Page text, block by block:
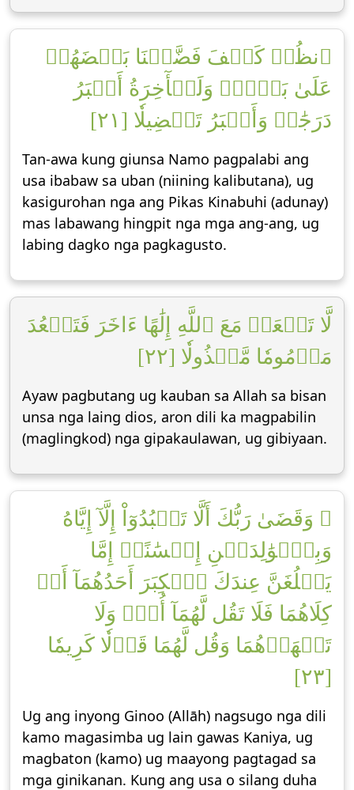
ٱنظُرۡ كَيۡفَ فَضَّلۡنَا بَعۡضَهُمۡ
عَلَىٰ بَعۡضٖۚ وَلَلۡأٓخِرَةُ أَكۡبَرُ
دَرَجَٰتٖ وَأَكۡبَرُ تَفۡضِيلٗا [٢١]
Tan-awa kung giunsa Namo pagpalabi ang
usa ibabaw sa uban (niining kalibutana), ug
kasigurohan nga ang Pikas Kinabuhi (adunay)
mas labawang hingpit nga mga ang-ang, ug
labing dagko nga pagkagusto.
لَّا تَجۡعَلۡ مَعَ ٱللَّهِ إِلَٰهًا ءَاخَرَ فَتَقۡعُدَ
مَذۡمُومٗا مَّخۡذُولٗا [٢٢]
Ayaw pagbutang ug kauban sa Allah sa bisan
unsa nga laing dios, aron dili ka magpabilin
(maglingkod) nga gipakaulawan, ug gibiyaan.
۞ وَقَضَىٰ رَبُّكَ أَلَّا تَعۡبُدُوٓاْ إِلَّآ إِيَّاهُ
وَبِٱلۡوَٰلِدَيۡنِ إِحۡسَٰنًاۚ إِمَّا
يَبۡلُغَنَّ عِندَكَ ٱلۡكِبَرَ أَحَدُهُمَآ أَوۡ
كِلَاهُمَا فَلَا تَقُل لَّهُمَآ أُفّٖ وَلَا
تَنۡهَرۡهُمَا وَقُل لَّهُمَا قَوۡلٗا كَرِيمٗا
[٢٣]
Ug ang inyong Ginoo (Allāh) nagsugo nga dili
kamo magasimba ug lain gawas Kaniya, ug
magbaton (kamo) ug maayong pagtagad sa
mga ginikanan. Kung ang usa o silang duha